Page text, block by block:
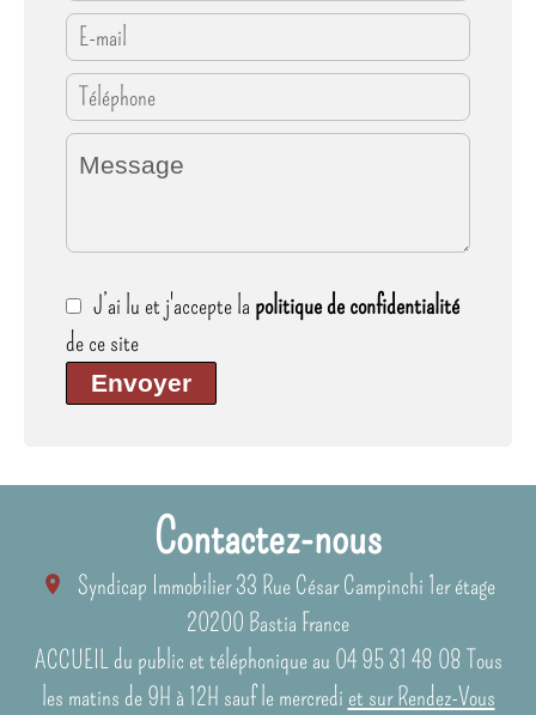
J’ai lu et j'accepte la politique de confidentialité
de ce site
Envoyer
Contactez-nous
Syndicap Immobilier33 Rue César Campinchi 1er étage
20200 Bastia France
ACCUEIL du public et téléphonique au 04 95 31 48 08 Tous
les matins de 9H à 12H sauf le mercredi et sur Rendez-Vous